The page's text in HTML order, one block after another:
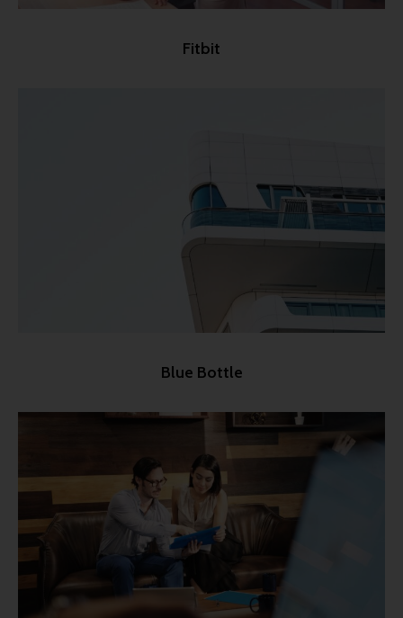
Fitbit
Blue Bottle